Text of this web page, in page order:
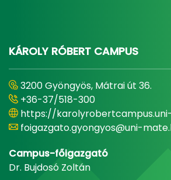
KÁROLY RÓBERT CAMPUS
3200 Gyöngyös, Mátrai út 36.
+36-37/518-300
https://
foigazgato.gyongyos@uni-
Campus-főigazgató
Dr. Bujdosó Zoltán